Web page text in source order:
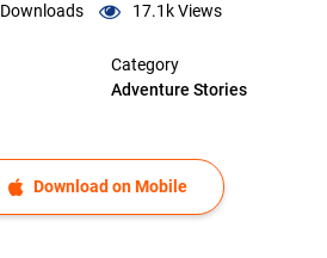
Downloads 17.1kViews
Category
Adventure Stories
Download on Mobile